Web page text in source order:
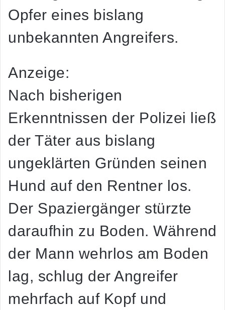
Opfer eines bislang
unbekannten Angreifers.
Anzeige:
Nach bisherigen
Erkenntnissen der Polizei ließ
der Täter aus bislang
ungeklärten Gründen seinen
Hund auf den Rentner los.
Der Spaziergänger stürzte
daraufhin zu Boden. Während
der Mann wehrlos am Boden
lag, schlug der Angreifer
mehrfach auf Kopf und